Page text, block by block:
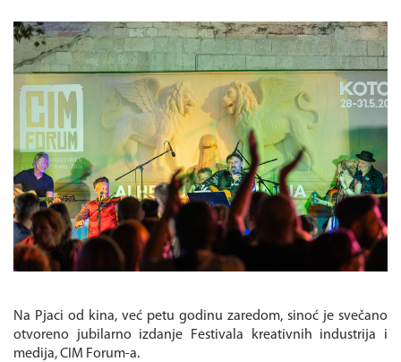
Na Pjaci od kina, već petu godinu zaredom, sinoć je svečano
otvoreno jubilarno izdanje Festivala kreativnih industrija i
medija, CIM Forum-a.